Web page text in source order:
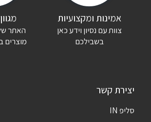
שמור בדפדפן זה את השם, האימייל והאתר שלי
אמינות ומקצועיות
צוות עם נסיון וידע כאן
בשבילכם
האתר
מוצרים
יצירת קשר
סליפ IN